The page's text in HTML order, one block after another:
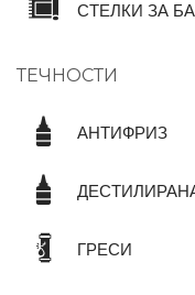
СТЕЛКИ ЗА
ТЕЧНОСТИ
АНТИФРИЗ
ГРЕСИ